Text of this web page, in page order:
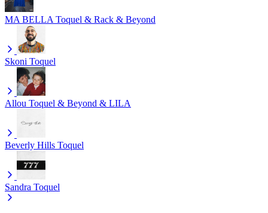
MA BELLA Toquel & Rack & Beyond
Skoni Toquel
Allou Toquel & Beyond & LILA
Beverly Hills Toquel
Sandra Toquel